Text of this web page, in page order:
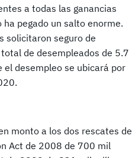
a todas las ganancias
pegado un salto enorme.
solicitaron seguro de
de desempleados de 5.7
el desempleo se ubicará por
monto a los dos rescates de
Act de 2008 de 700 mil